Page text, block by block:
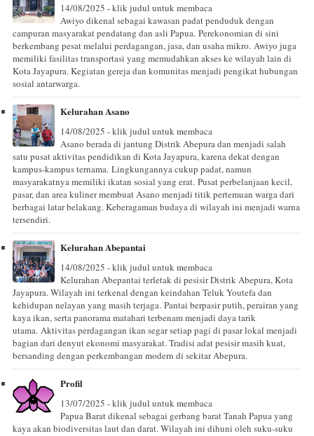
14/08/2025 - klik judul untuk membaca
Awiyo dikenal sebagai kawasan padat penduduk dengan
campuran masyarakat pendatang dan asli Papua. Perekonomian di sini
berkembang pesat melalui perdagangan, jasa, dan usaha mikro. Awiyo juga
memiliki fasilitas transportasi yang memudahkan akses ke wilayah lain di
Kota Jayapura. Kegiatan gereja dan komunitas menjadi pengikat hubungan
sosial antarwarga.
Kelurahan Asano
14/08/2025 - klik judul untuk membaca
Asano berada di jantung Distrik Abepura dan menjadi salah
satu pusat aktivitas pendidikan di Kota Jayapura, karena dekat dengan
kampus-kampus ternama. Lingkungannya cukup padat, namun
masyarakatnya memiliki ikatan sosial yang erat. Pusat perbelanjaan kecil,
pasar, dan area kuliner membuat Asano menjadi titik pertemuan warga dari
berbagai latar belakang. Keberagaman budaya di wilayah ini menjadi warna
tersendiri.
Kelurahan Abepantai
14/08/2025 - klik judul untuk membaca
Kelurahan Abepantai terletak di pesisir Distrik Abepura, Kota
Jayapura. Wilayah ini terkenal dengan keindahan Teluk Youtefa dan
kehidupan nelayan yang masih terjaga. Pantai berpasir putih, perairan yang
kaya ikan, serta panorama matahari terbenam menjadi daya tarik
utama. Aktivitas perdagangan ikan segar setiap pagi di pasar lokal menjadi
bagian dari denyut ekonomi masyarakat. Tradisi adat pesisir masih kuat,
bersanding dengan perkembangan modern di sekitar Abepura.
Profil
13/07/2025 - klik judul untuk membaca
Papua Barat dikenal sebagai gerbang barat Tanah Papua yang
kaya akan biodiversitas laut dan darat. Wilayah ini dihuni oleh suku-suku